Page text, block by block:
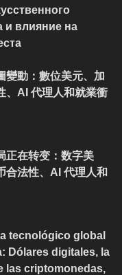
и влияние на
變動：數位美元、加
、AI 代理人和就業衝
正在转变：数字美
合法性、AI 代理人和
tecnológico global
Dólares digitales, la
las criptomonedas,